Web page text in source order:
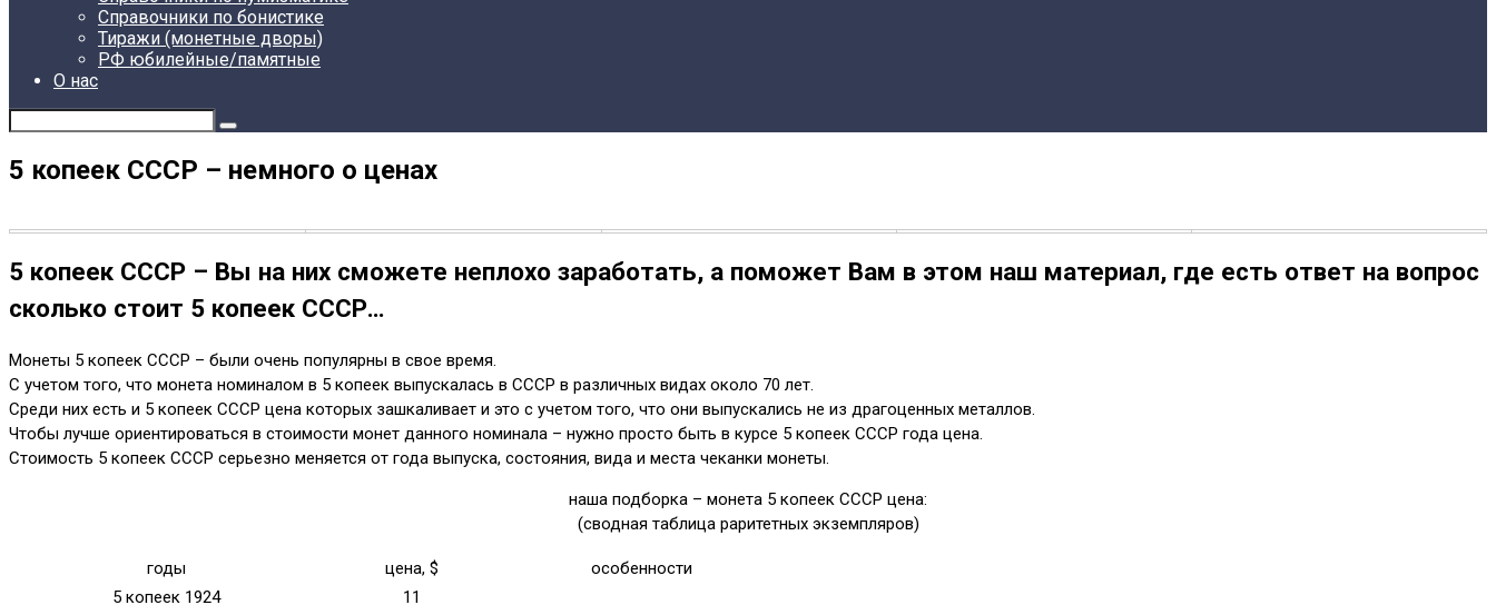
Справочники по бонистике
Тиражи (монетные дворы)
РФ юбилейные/памятные
О нас
5 копеек СССР – немного о ценах
5 копеек СССР – Вы на них сможете неплохо заработать, а поможет Вам в этом наш материал, где есть ответ на вопрос
сколько стоит 5 копеек СССР…
Монеты 5 копеек СССР – были очень популярны в свое время.
С учетом того, что монета номиналом в 5 копеек выпускалась в СССР в различных видах около 70 лет.
Среди них есть и 5 копеек СССР цена которых зашкаливает и это с учетом того, что они выпускались не из драгоценных металлов.
Чтобы лучше ориентироваться в стоимости монет данного номинала – нужно просто быть в курсе 5 копеек СССР года цена.
Стоимость 5 копеек СССР серьезно меняется от года выпуска, состояния, вида и места чеканки монеты.
наша подборка – монета 5 копеек СССР цена:
(сводная таблица раритетных экземпляров)
годы цена, $
особенности
5 копеек 1924
11